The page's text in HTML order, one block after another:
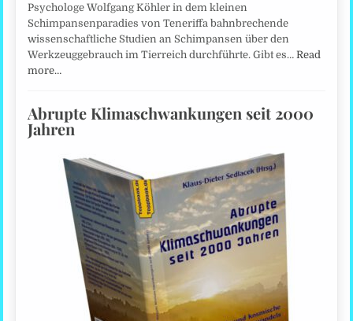
Psychologe Wolfgang Köhler in dem kleinen
Schimpansenparadies von Teneriffa bahnbrechende
wissenschaftliche Studien an Schimpansen über den
Werkzeuggebrauch im Tierreich durchführte. Gibt es…Read
more…
Abrupte Klimaschwankungen seit 2000
Jahren